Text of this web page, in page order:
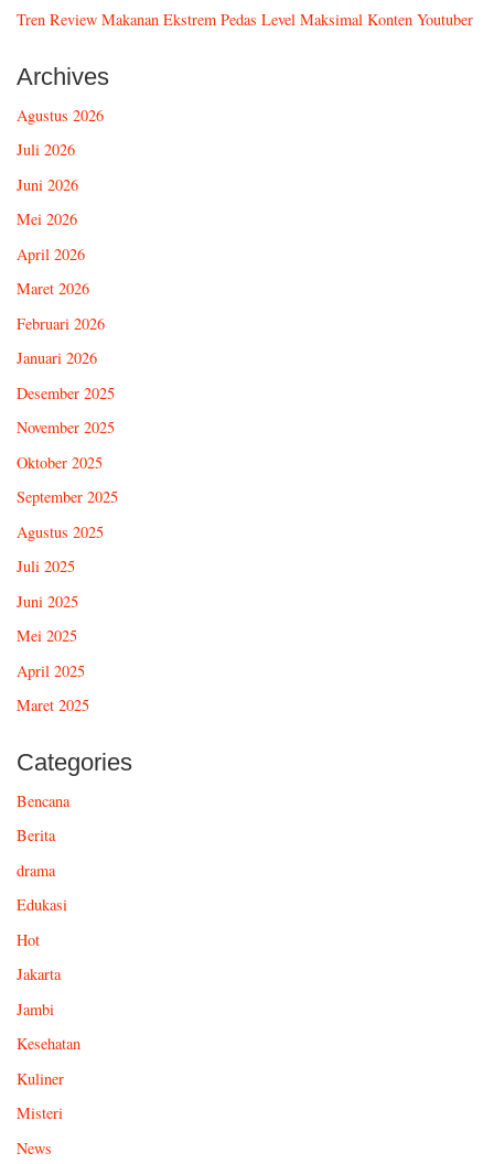
Tren Review Makanan Ekstrem Pedas Level Maksimal Konten Youtuber
Archives
Agustus 2026
Juli 2026
Juni 2026
Mei 2026
April 2026
Maret 2026
Februari 2026
Januari 2026
Desember 2025
November 2025
Oktober 2025
September 2025
Agustus 2025
Juli 2025
Juni 2025
Mei 2025
April 2025
Maret 2025
Categories
Bencana
Berita
drama
Edukasi
Hot
Jakarta
Jambi
Kesehatan
Kuliner
Misteri
News